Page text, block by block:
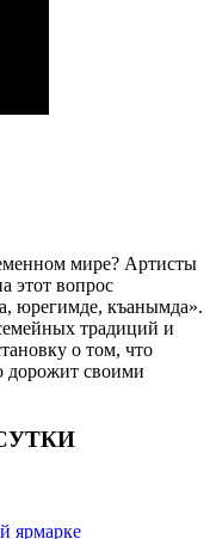
мире? Артисты
этот вопрос
юрегимде, къанымда».
традиций и
о том, что
дорожит своими
ярмарке